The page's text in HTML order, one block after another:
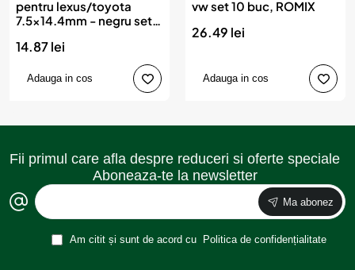
pentru lexus/toyota
7.5x14.4mm - negru set
14.87 lei
Adauga in cos
vw set 10 buc, ROMIX
26.49 lei
Adauga in cos
Fii primul care afla despre reduceri si oferte speciale
Aboneaza-te la newsletter
Ma abonez
Am citit și sunt de acord cu Politica de confidențialitate